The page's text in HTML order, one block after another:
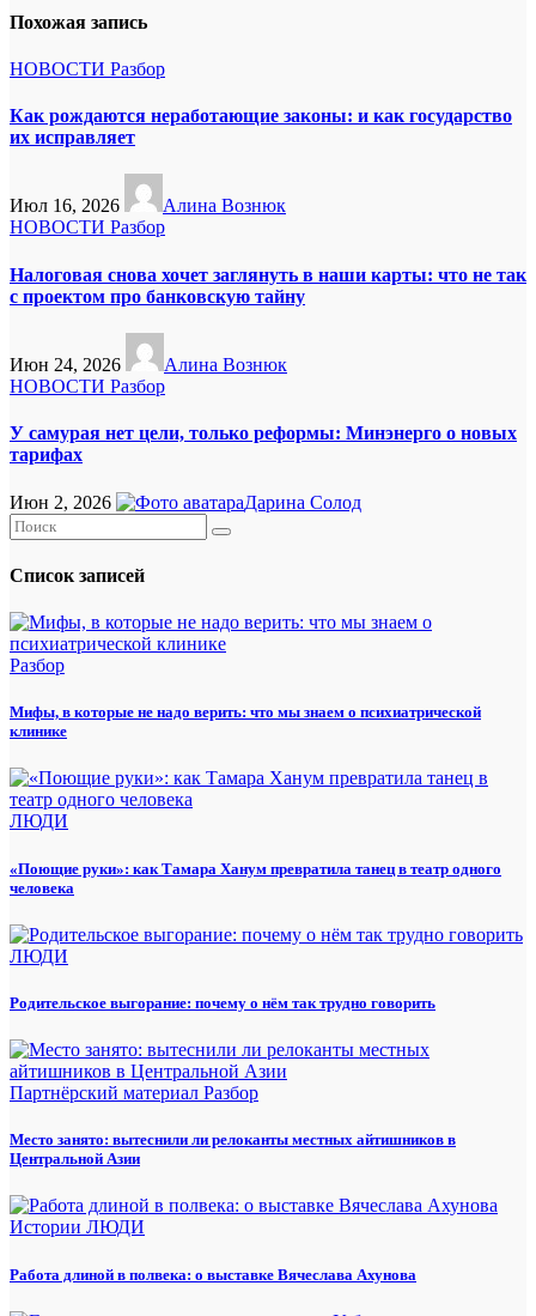
Похожая запись
НОВОСТИ Разбор
Как рождаются неработающие законы: и как государство
их исправляет
Июл 16, 2026
Алина Вознюк
НОВОСТИ Разбор
Налоговая снова хочет заглянуть в наши карты: что не так
с проектом про банковскую тайну
Июн 24, 2026
Алина Вознюк
НОВОСТИ Разбор
У самурая нет цели, только реформы: Минэнерго о новых
тарифах
Июн 2, 2026 Дарина Солод
Список записей
Разбор
Мифы, в которые не надо верить: что мы знаем о психиатрической
клинике
ЛЮДИ
«Поющие руки»: как Тамара Ханум превратила танец в театр одного
человека
ЛЮДИ
Родительское выгорание: почему о нём так трудно говорить
Партнёрский материал Разбор
Место занято: вытеснили ли релоканты местных айтишников в
Центральной Азии
Истории ЛЮДИ
Работа длиной в полвека: о выставке Вячеслава Ахунова